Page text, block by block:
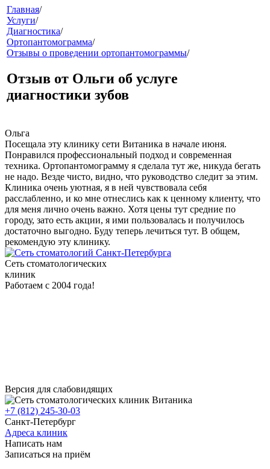
меню
клиники
Главная/
Услуги/
Диагностика/
Ортопантомограмма/
Отзывы о проведении ортопантомограммы/
Отзыв от Ольги об услуге
диагностики зубов
Ольга
Посещала эту клинику сети Витаника в начале июня.
Понравился профессиональный подход и современная
техника. Ортопантомограмму я сделала тут же, никуда бегать
не надо. Везде чисто, видно, что руководство следит за этим.
Клиника очень уютная, я в ней чувствовала себя
расслабленно, и ко мне отнеслись как к ценному клиенту, что
для меня лично очень важно. Хотя цены тут средние по
городу, зато есть акции, я ими пользовалась и получилось
достаточно выгодно. Буду теперь лечиться тут. В общем,
рекомендую эту клинику.
Сеть стоматологических
клиник
Работаем с 2004 года!
Версия для слабовидящих
+7 (812) 245-30-03
Санкт-Петербург
Адреса клиник
Написать нам
Записаться на приём